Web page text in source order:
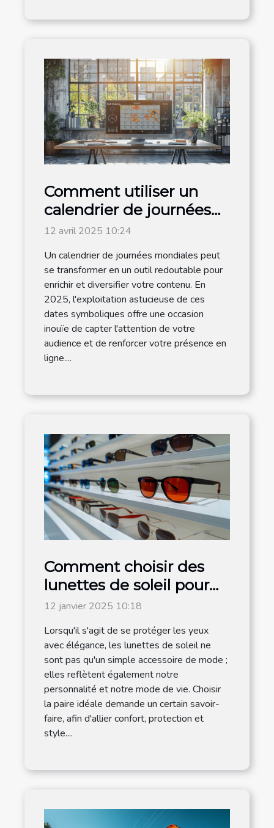
Comment utiliser un
calendrier de journées
mondiales pour
dynamiser votre
contenu en 2025
12 avril 2025 10:24
Un calendrier de journées mondiales peut
se transformer en un outil redoutable pour
enrichir et diversifier votre contenu. En
2025, l'exploitation astucieuse de ces
dates symboliques offre une occasion
inouïe de capter l'attention de votre
audience et de renforcer votre présence en
ligne....
Comment choisir des
lunettes de soleil pour
hommes adaptées à
chaque style de vie
12 janvier 2025 10:18
Lorsqu'il s'agit de se protéger les yeux
avec élégance, les lunettes de soleil ne
sont pas qu'un simple accessoire de mode ;
elles reflètent également notre
personnalité et notre mode de vie. Choisir
la paire idéale demande un certain savoir-
faire, afin d'allier confort, protection et
style....